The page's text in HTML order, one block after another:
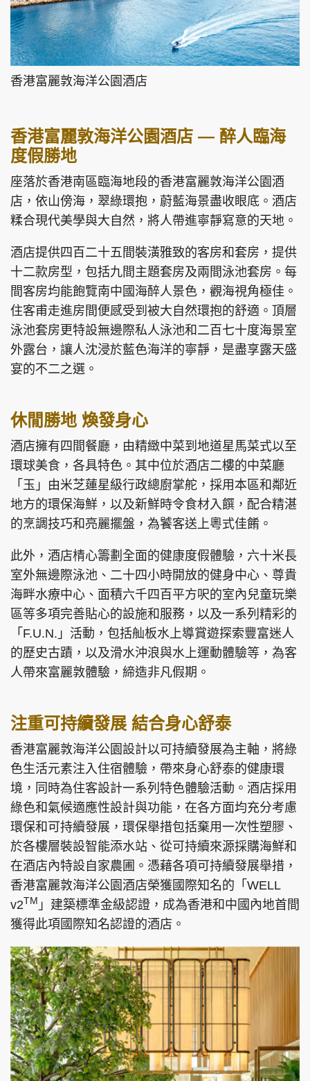
隱私政策聲明
©Eastweek.com.hk. All rights reserved.
香港富麗敦海洋公園酒店
香港富麗敦海洋公園酒店 — 醉人臨海
度假勝地
座落於香港南區臨海地段的香港富麗敦海洋公園酒
店，依山傍海，翠綠環抱，蔚藍海景盡收眼底。酒店
糅合現代美學與大自然，將人帶進寧靜寫意的天地。
酒店提供四百二十五間裝潢雅致的客房和套房，提供
十二款房型，包括九間主題套房及兩間泳池套房。每
間客房均能飽覽南中國海醉人景色，觀海視角極佳。
住客甫走進房間便感受到被大自然環抱的舒適。頂層
泳池套房更特設無邊際私人泳池和二百七十度海景室
外露台，讓人沈浸於藍色海洋的寧靜，是盡享露天盛
宴的不二之選。
休閒勝地 煥發身心
酒店擁有四間餐廳，由精緻中菜到地道星馬菜式以至
環球美食，各具特色。其中位於酒店二樓的中菜廳
「玉」由米芝蓮星級行政總廚掌舵，採用本區和鄰近
地方的環保海鮮，以及新鮮時令食材入饌，配合精湛
的烹調技巧和亮麗擺盤，為饕客送上粵式佳餚。
此外，酒店棈心籌劃全面的健康度假體驗，六十米長
室外無邊際泳池、二十四小時開放的健身中心、尊貴
海畔水療中心、面積六千四百平方呎的室內兒童玩樂
區等多項完善貼心的設施和服務，以及一系列精彩的
「F.U.N.」活動，包括舢板水上導賞遊探索豐富迷人
的歷史古蹟，以及滑水沖浪與水上運動體驗等，為客
人帶來富麗敦體驗，締造非凡假期。
注重可持續發展 結合身心舒泰
香港富麗敦海洋公園設計以可持續發展為主軸，將綠
色生活元素注入住宿體驗，帶來身心舒泰的健康環
境，同時為住客設計一系列特色體驗活動。酒店採用
綠色和氣候適應性設計與功能，在各方面均充分考慮
環保和可持續發展，環保舉措包括棄用一次性塑膠、
於各樓層裝設智能添水站、從可持續來源採購海鮮和
在酒店內特設自家農圃。憑藉各項可持續發展舉措，
香港富麗敦海洋公園酒店榮獲國際知名的「WELL
v2TM 」建築標準金級認證，成為香港和中國內地首間
獲得此項國際知名認證的酒店。